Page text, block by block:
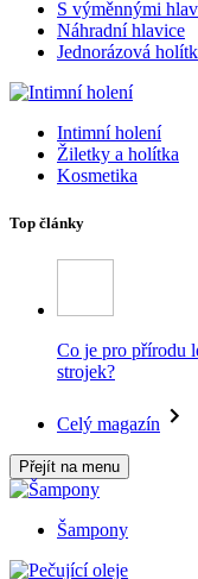
S výměnnými
Náhradní hlavice
Jednorázová
Intimní holení
Žiletky a holítka
Kosmetika
Top články
Co je pro přírodu
strojek?
Celý magazín
Přejít na menu
Šampony